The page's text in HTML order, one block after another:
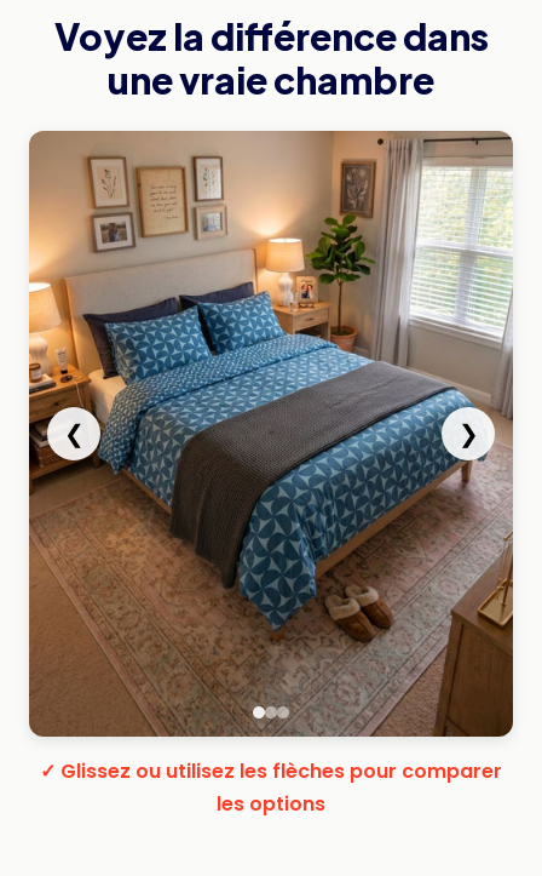
Voyez la différence dans
une vraie chambre
❮ ❯
✓ Glissez ou utilisez les flèches pour comparer
les options